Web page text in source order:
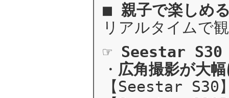
■ 親子で楽しめ
リアルタイムで
☞ Seestar S30
・ 広角撮影が大
【Seestar S30